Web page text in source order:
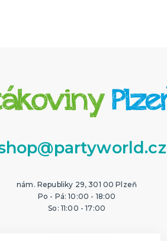
nám. Republiky 29, 301 00 Plzeň
Po - Pá: 10:00 - 18:00
So: 11:00 - 17:00